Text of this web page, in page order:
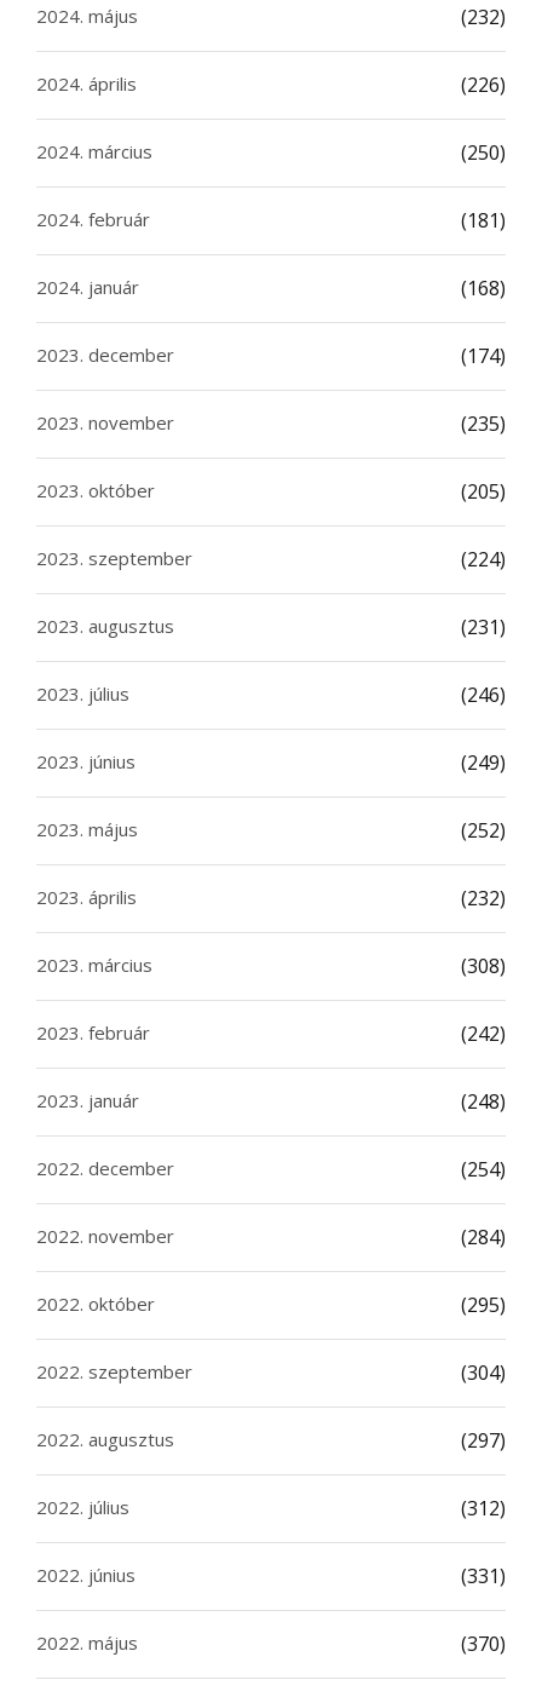
2024. május (232)
2024. április (226)
2024. március (250)
2024. február (181)
2024. január (168)
2023. december (174)
2023. november (235)
2023. október (205)
2023. szeptember (224)
2023. augusztus (231)
2023. július (246)
2023. június (249)
2023. május (252)
2023. április (232)
2023. március (308)
2023. február (242)
2023. január (248)
2022. december (254)
2022. november (284)
2022. október (295)
2022. szeptember (304)
2022. augusztus (297)
2022. július (312)
2022. június (331)
2022. május (370)